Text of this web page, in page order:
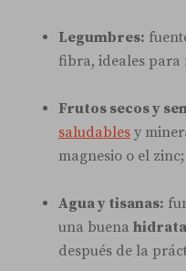
Legumbres:
fibra, ideales para
Frutos secos y
saludables y
magnesio o el zinc;
Agua y tisanas:
una buena
después de la